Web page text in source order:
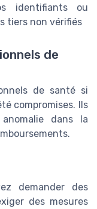
identifiants ou
tiers non vérifiés
de
de santé si
compromises. Ils
dans la
demander des
des mesures